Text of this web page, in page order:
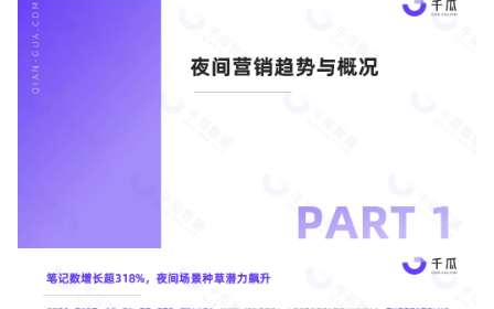
设计服务商
有赞云 数据通服务